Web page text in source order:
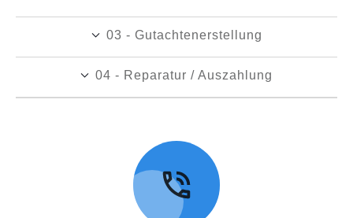
03 - Gutachtenerstellung
04 - Reparatur / Auszahlung